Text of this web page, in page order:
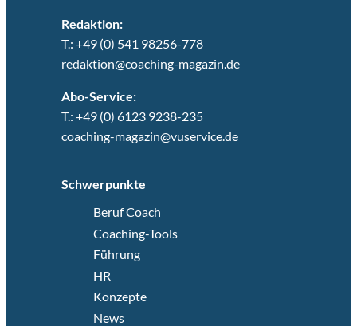
Redaktion:
T.: +49 (0) 541 98256-778
redaktion@coaching-magazin.de
Abo-Service:
T.: +49 (0) 6123 9238-235
coaching-magazin@vuservice.de
Schwerpunkte
Beruf Coach
Coaching-Tools
Führung
HR
Konzepte
News